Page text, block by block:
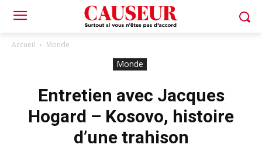
Accueil Monde
Monde
Entretien avec Jacques
Hogard – Kosovo, histoire
d’une trahison